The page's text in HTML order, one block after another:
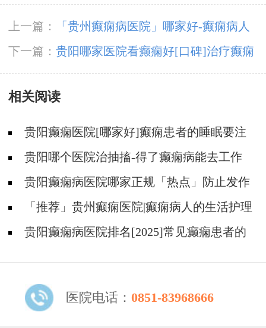
上一篇：
「贵州癫痫病医院」哪家好-癫痫病人
要做的预防工作有哪些？
下一篇： 贵阳哪家医院看癫痫好[口碑]治疗癫痫
常见的检查是什么？
相关阅读
贵阳癫痫医院[哪家好]癫痫患者的睡眠要注
意什么?
贵阳哪个医院治抽搐-得了癫痫病能去工作
吗？贵阳癫痫病医院哪家正规「热点」防止发作
需要哪些护理？
「推荐」贵州癫痫医院|癫痫病人的生活护理
有哪些？
贵阳癫痫病医院排名[2025]常见癫痫患者的
医院电话： 0851-83968666